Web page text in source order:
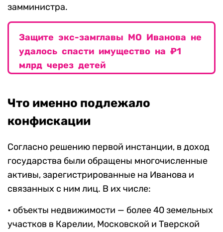
замминистра.
Защите экс-замглавы МО Иванова не
удалось спасти имущество на ₽1
млрд через детей
Что именно подлежало
конфискации
Согласно решению первой инстанции, в доход
государства были обращены многочисленные
активы, зарегистрированные на Иванова и
связанных с ним лиц. В их числе:
• объекты недвижимости — более 40 земельных
участков в Карелии, Московской и Тверской